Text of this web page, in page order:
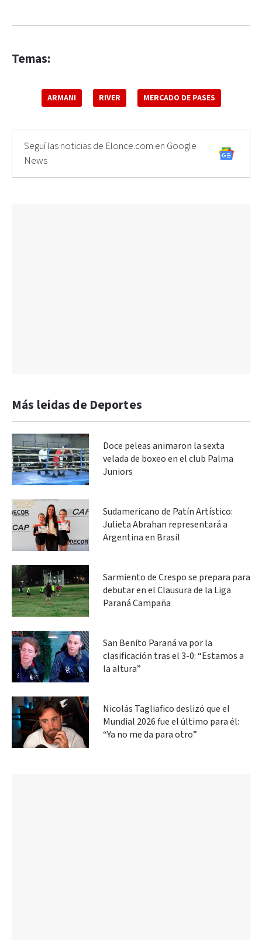
Temas:
ARMANI RIVER MERCADO DE PASES
Seguí las noticias de Elonce.com en Google
News
Más leidas de Deportes
Doce peleas animaron la sexta
velada de boxeo en el club Palma
Juniors
Sudamericano de Patín Artístico:
Julieta Abrahan representará a
Argentina en Brasil
Sarmiento de Crespo se prepara para
debutar en el Clausura de la Liga
Paraná Campaña
San Benito Paraná va por la
clasificación tras el 3-0: “Estamos a
la altura”
Nicolás Tagliafico deslizó que el
Mundial 2026 fue el último para él:
“Ya no me da para otro”